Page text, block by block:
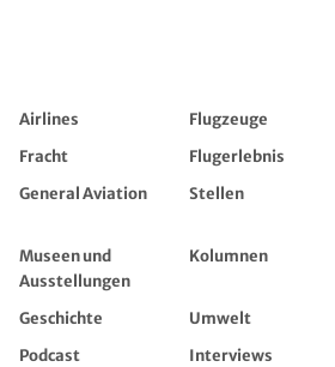
Airlines Flugzeuge
Fracht
Flugerlebnis
General Aviation
Stellen
Museen und
Ausstellungen
Kolumnen
Geschichte Umwelt
Podcast
Interviews